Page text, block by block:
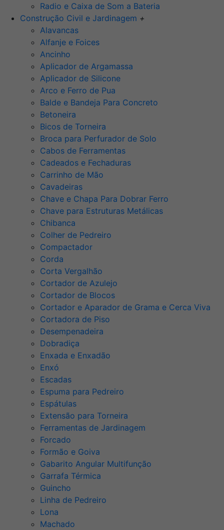
Radio e Caixa de Som a Bateria
Construção Civil e Jardinagem +
Alavancas
Alfanje e Foices
Ancinho
Aplicador de Argamassa
Aplicador de Silicone
Arco e Ferro de Pua
Balde e Bandeja Para Concreto
Betoneira
Bicos de Torneira
Broca para Perfurador de Solo
Cabos de Ferramentas
Cadeados e Fechaduras
Carrinho de Mão
Cavadeiras
Chave e Chapa Para Dobrar Ferro
Chave para Estruturas Metálicas
Chibanca
Colher de Pedreiro
Compactador
Corda
Corta Vergalhão
Cortador de Azulejo
Cortador de Blocos
Cortador e Aparador de Grama e Cerca Viva
Cortadora de Piso
Desempenadeira
Dobradiça
Enxada e Enxadão
Enxó
Escadas
Espuma para Pedreiro
Espátulas
Extensão para Torneira
Ferramentas de Jardinagem
Forcado
Formão e Goiva
Gabarito Angular Multifunção
Garrafa Térmica
Guincho
Linha de Pedreiro
Lona
Machado